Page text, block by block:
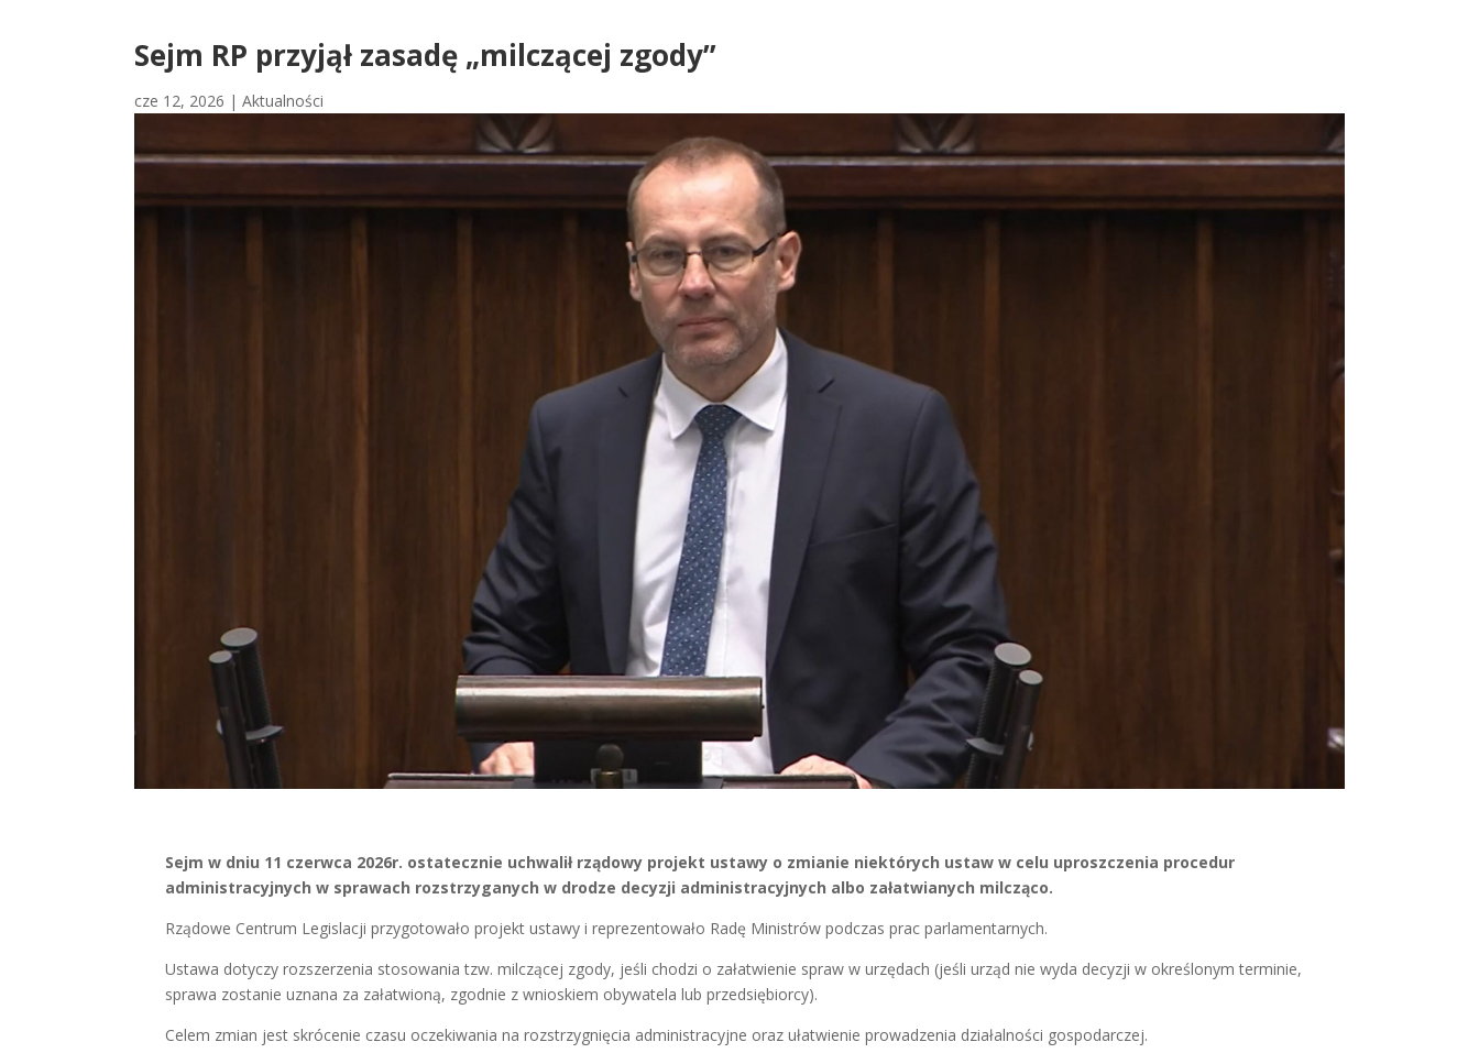
Sejm RP przyjął zasadę „milczącej zgody”
cze 12, 2026 | Aktualności
Sejm w dniu 11 czerwca 2026r. ostatecznie uchwalił rządowy projekt ustawy o zmianie niektórych ustaw w celu uproszczenia procedur
administracyjnych w sprawach rozstrzyganych w drodze decyzji administracyjnych albo załatwianych milcząco.
Rządowe Centrum Legislacji przygotowało projekt ustawy i reprezentowało Radę Ministrów podczas prac parlamentarnych.
Ustawa dotyczy rozszerzenia stosowania tzw. milczącej zgody, jeśli chodzi o załatwienie spraw w urzędach (jeśli urząd nie wyda decyzji w określonym terminie,
sprawa zostanie uznana za załatwioną, zgodnie z wnioskiem obywatela lub przedsiębiorcy).
Celem zmian jest skrócenie czasu oczekiwania na rozstrzygnięcia administracyjne oraz ułatwienie prowadzenia działalności gospodarczej.